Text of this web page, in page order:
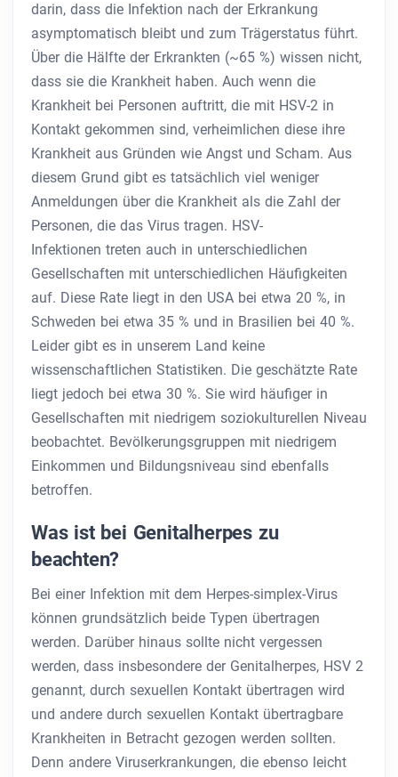
darin, dass die Infektion nach der Erkrankung
asymptomatisch bleibt und zum Trägerstatus führt.
Über die Hälfte der Erkrankten (~65 %) wissen nicht,
dass sie die Krankheit haben. Auch wenn die
Krankheit bei Personen auftritt, die mit HSV-2 in
Kontakt gekommen sind, verheimlichen diese ihre
Krankheit aus Gründen wie Angst und Scham. Aus
diesem Grund gibt es tatsächlich viel weniger
Anmeldungen über die Krankheit als die Zahl der
Personen, die das Virus tragen. HSV-
Infektionen treten auch in unterschiedlichen
Gesellschaften mit unterschiedlichen Häufigkeiten
auf. Diese Rate liegt in den USA bei etwa 20 %, in
Schweden bei etwa 35 % und in Brasilien bei 40 %.
Leider gibt es in unserem Land keine
wissenschaftlichen Statistiken. Die geschätzte Rate
liegt jedoch bei etwa 30 %. Sie wird häufiger in
Gesellschaften mit niedrigem soziokulturellen Niveau
beobachtet. Bevölkerungsgruppen mit niedrigem
Einkommen und Bildungsniveau sind ebenfalls
betroffen.
Was ist bei Genitalherpes zu
beachten?
Bei einer Infektion mit dem Herpes-simplex-Virus
können grundsätzlich beide Typen übertragen
werden. Darüber hinaus sollte nicht vergessen
werden, dass insbesondere der Genitalherpes, HSV 2
genannt, durch sexuellen Kontakt übertragen wird
und andere durch sexuellen Kontakt übertragbare
Krankheiten in Betracht gezogen werden sollten.
Denn andere Viruserkrankungen, die ebenso leicht